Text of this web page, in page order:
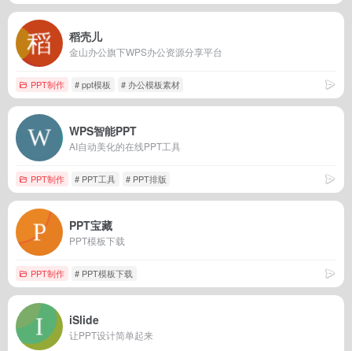
稻壳儿
金山办公旗下WPS办公资源分享平台
PPT制作 # ppt模板 # 办公模板素材
WPS智能PPT
AI自动美化的在线PPT工具
PPT制作 # PPT工具 # PPT排版
PPT宝藏
PPT模板下载
PPT制作 # PPT模板下载
iSlide
让PPT设计简单起来